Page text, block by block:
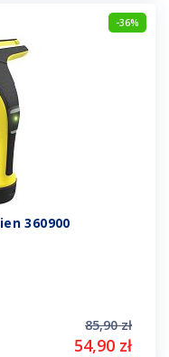
-36%
360900
85,90 zł
54,90 zł